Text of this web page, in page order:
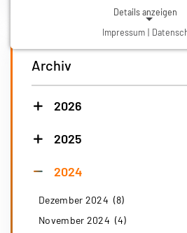
Archiv
2026
2025
2024
Dezember 2024 (8)
November 2024 (4)
Details anzeigen
NOTWENDIGE COOKIES
Notwendige Cookies ermöglichen
Funktionen und sind für die
Website erforderlich.
Zweck:
Cookie Laufzeit:
Impressum |